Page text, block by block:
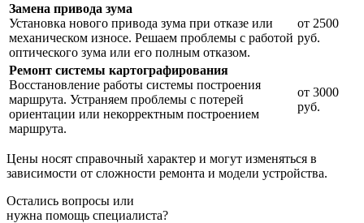
Замена привода зума
Установка нового привода зума при отказе или
механическом износе. Решаем проблемы с работой
оптического зума или его полным отказом.
от 2500
руб.
Ремонт системы картографирования
Восстановление работы системы построения
маршрута. Устраняем проблемы с потерей
ориентации или некорректным построением
маршрута.
от 3000
руб.
Цены носят справочный характер и могут изменяться в
зависимости от сложности ремонта и модели устройства.
Остались вопросы или
нужна помощь специалиста?